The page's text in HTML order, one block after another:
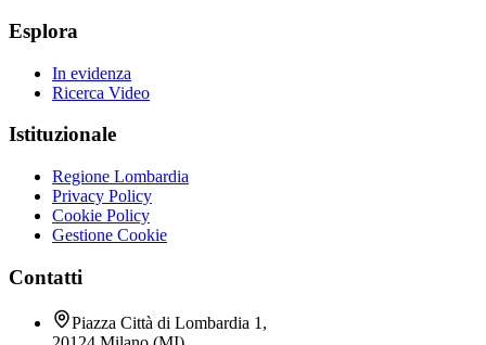
Esplora
In evidenza
Ricerca Video
Istituzionale
Regione Lombardia
Privacy Policy
Cookie Policy
Gestione Cookie
Contatti
Piazza Città di Lombardia 1,